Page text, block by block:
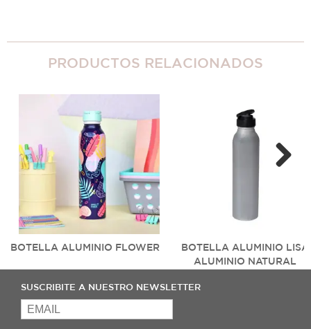
PRODUCTOS RELACIONADOS
BOTELLA ALUMINIO FLOWER
BOTELLA ALUMINIO LISA
ALUMINIO NATURAL
SUSCRIBITE A NUESTRO NEWSLETTER